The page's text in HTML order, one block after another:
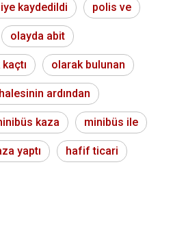
kaydedildi polis ve
olayda abit
olarak bulunan
ardından
kaza minibüs ile
yaptı hafif ticari